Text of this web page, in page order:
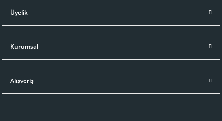
Üyelik
Kurumsal
Alışveriş